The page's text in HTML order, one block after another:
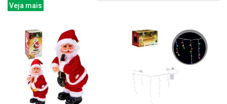
Veja mais